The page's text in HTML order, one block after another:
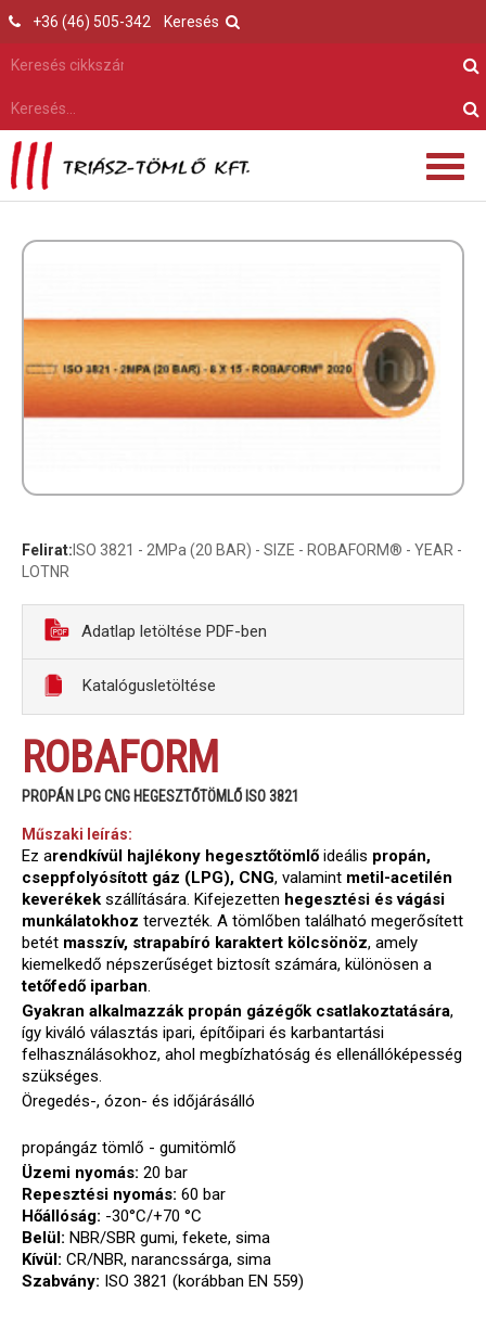
Keresés
+36 (46) 505-342
Felirat: ISO 3821 - 2MPa (20 BAR) - SIZE - ROBAFORM® - YEAR -
LOTNR
Adatlap letöltése PDF-ben
Katalógusletöltése
ROBAFORM
PROPÁN LPG CNG HEGESZTŐTÖMLŐ ISO 3821
Műszaki leírás:
Ez arendkívül hajlékony hegesztőtömlő ideális propán,
cseppfolyósított gáz (LPG), CNG, valamint metil-acetilén
keverékek szállítására. Kifejezetten hegesztési és vágási
munkálatokhoz tervezték. A tömlőben található megerősített
betét masszív, strapabíró karaktert kölcsönöz, amely
kiemelkedő népszerűséget biztosít számára, különösen a
tetőfedő iparban.
Gyakran alkalmazzák propán gázégők csatlakoztatására,
így kiváló választás ipari, építőipari és karbantartási
felhasználásokhoz, ahol megbízhatóság és ellenállóképesség
szükséges.
Öregedés-, ózon- és időjárásálló
propángáz tömlő - gumitömlő
Üzemi nyomás: 20 bar
Repesztési nyomás: 60 bar
Hőállóság: -30°C/+70 °C
Belül: NBR/SBR gumi, fekete, sima
Kívül: CR/NBR, narancssárga, sima
Szabvány: ISO 3821 (korábban EN 559)